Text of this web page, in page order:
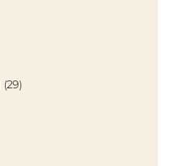
(29)